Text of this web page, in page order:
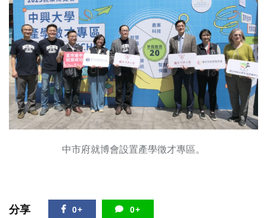
中市府就博會設置產學徵才專區。
分享 0+ 0+